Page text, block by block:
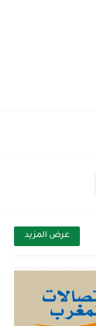
عرض المزيد